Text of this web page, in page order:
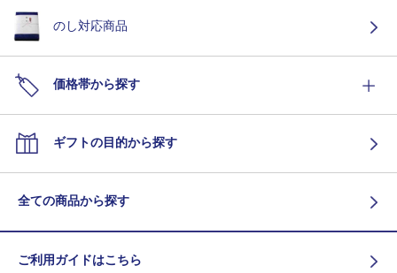
のし対応商品
価格帯から探す
ギフトの目的から探す
全ての商品から探す
ご利用ガイドはこちら